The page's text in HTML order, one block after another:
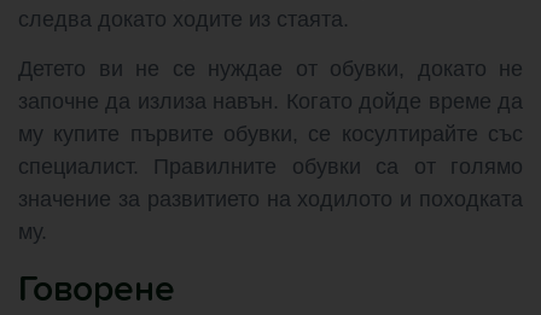
следва докато ходите из стаята.
Детето ви не се нуждае от обувки, докато не
започне да излиза навън. Когато дойде време да
му купите първите обувки, се косултирайте със
специалист. Правилните обувки са от голямо
значение за развитието на ходилото и походката
му.
Говорене